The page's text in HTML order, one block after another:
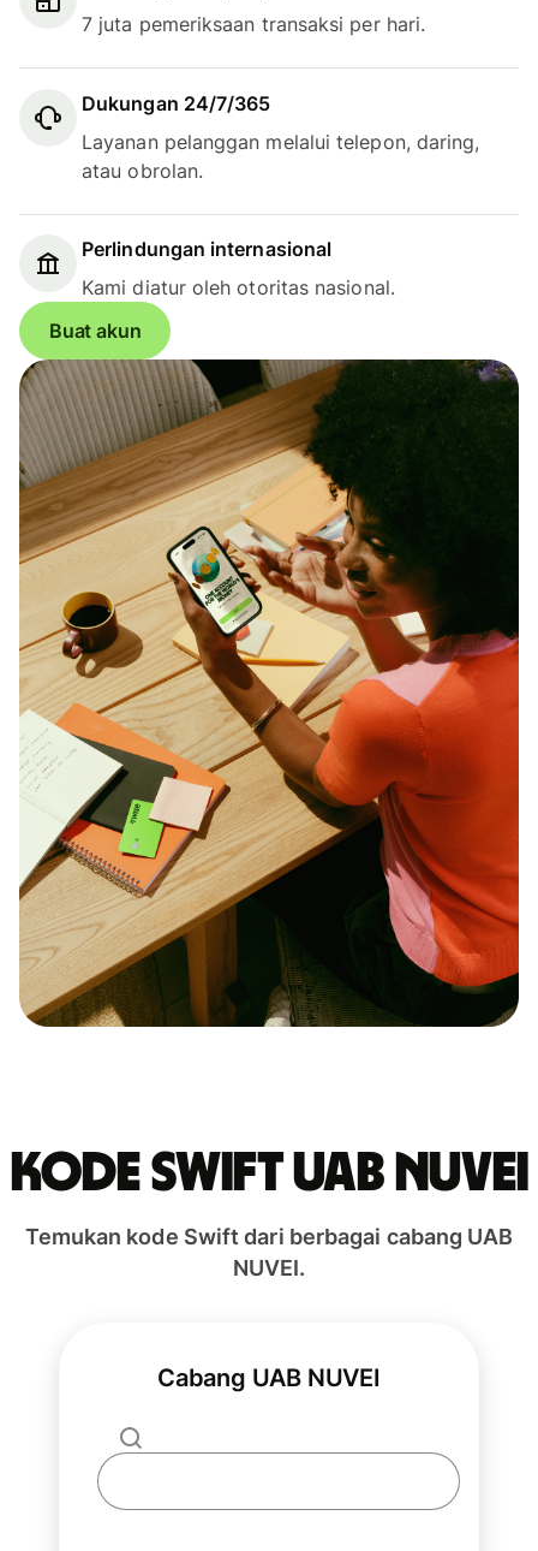
7 juta pemeriksaan transaksi per hari.
Dukungan 24/7/365
Layanan pelanggan melalui telepon, daring,
atau obrolan.
Perlindungan internasional
Kami diatur oleh otoritas nasional.
Buat akun
Kode Swift UAB NUVEI
Temukan kode Swift dari berbagai cabang UAB
NUVEI.
Cabang UAB NUVEI